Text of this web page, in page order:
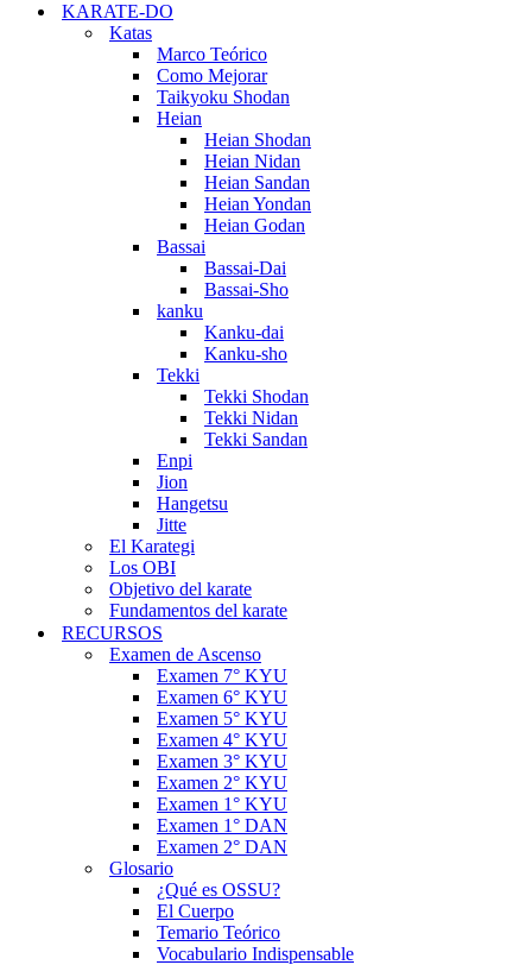
KARATE-DO
Katas
Marco Teórico
Como Mejorar
Taikyoku Shodan
Heian
Heian Shodan
Heian Nidan
Heian Sandan
Heian Yondan
Heian Godan
Bassai
Bassai-Dai
Bassai-Sho
kanku
Kanku-dai
Kanku-sho
Tekki
Tekki Shodan
Tekki Nidan
Tekki Sandan
Enpi
Jion
Hangetsu
Jitte
El Karategi
Los OBI
Objetivo del karate
Fundamentos del karate
RECURSOS
Examen de Ascenso
Examen 7° KYU
Examen 6° KYU
Examen 5° KYU
Examen 4° KYU
Examen 3° KYU
Examen 2° KYU
Examen 1° KYU
Examen 1° DAN
Examen 2° DAN
Glosario
¿Qué es OSSU?
El Cuerpo
Temario Teórico
Vocabulario Indispensable